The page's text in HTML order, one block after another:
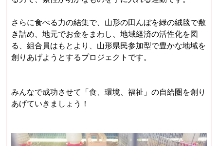
さらに食べる力の結集で、山形の田んぼを緑の絨毯で敷
き詰め、地元でお金をまわし、地域経済の活性化を図
る、組合員はもとより、 山形県民参加型で豊かな地域を
創りあげようとするプロジェクトです。
みんなで成功させて「食、環境、福祉」の自給圏を創り
あげていき ましょう！